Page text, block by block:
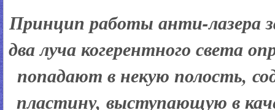
Принцип работы анти-лазера
два луча когерентного света
попадают в некую полость,
пластину, выступающую в